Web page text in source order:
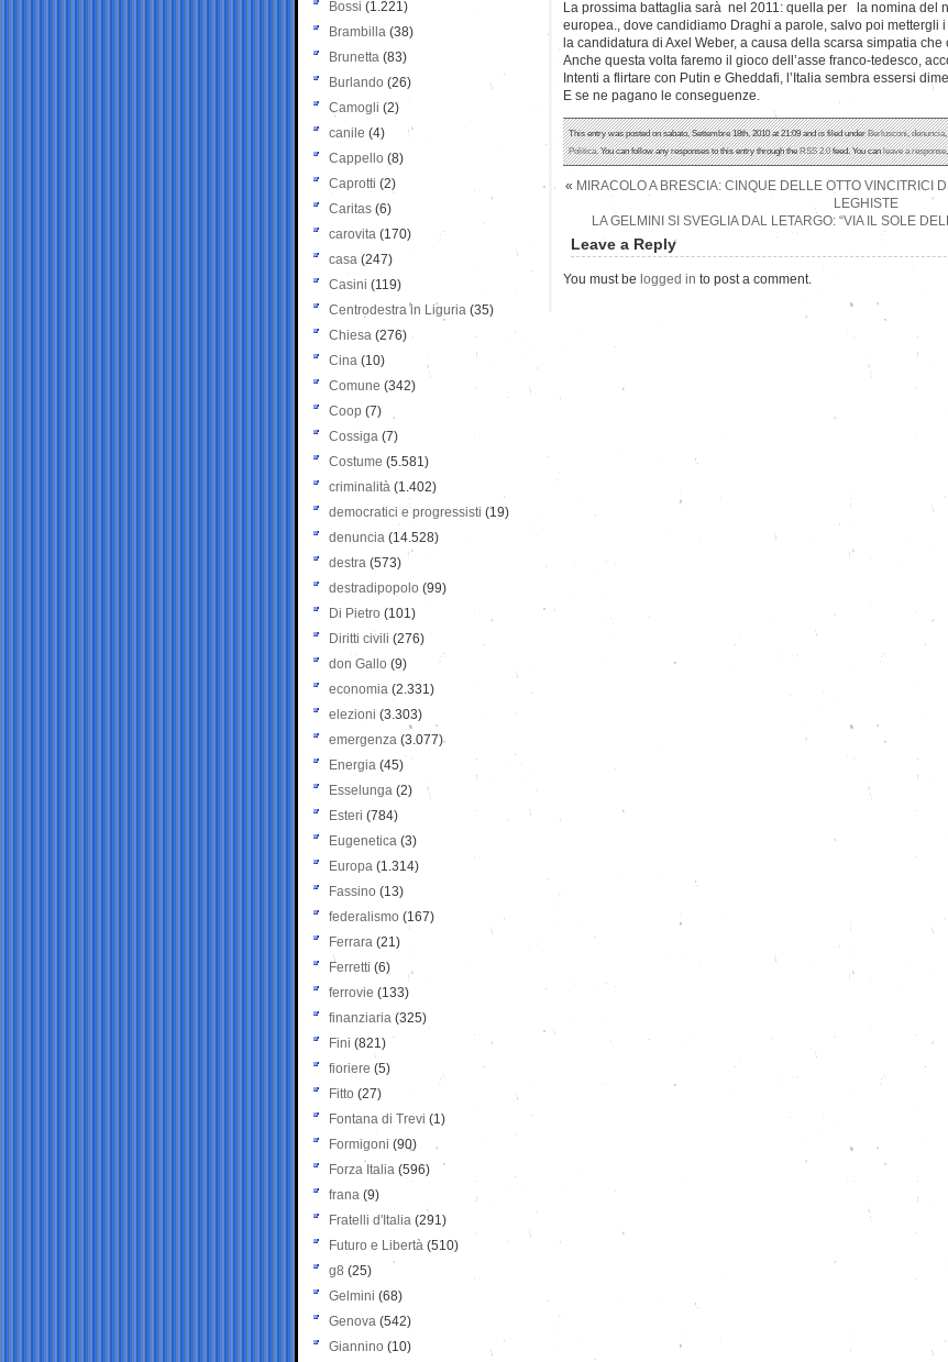
La prossima battaglia sarà nel 2011: quella per la nomina del
europea., dove candidiamo Draghi a parole, salvo poi mettergli
la candidatura di Axel Weber, a causa della scarsa simpatia
Anche questa volta faremo il gioco dell’asse franco-tedesco,
Intenti a flirtare con Putin e Gheddafi, l’Italia sembra essersi
E se ne pagano le conseguenze.
This entry was posted on sabato, Settembre 18th, 2010 at 21:09 and is filed underBerlusconi,denuncia,
Politica. You can follow any responses to this entry through theRSS 2.0feed. You canleave a response
« MIRACOLO A BRESCIA: CINQUE DELLE OTTO VINCITRICI
LEGHISTE
LA GELMINI SI SVEGLIA DAL LETARGO: “VIA IL SOLE
Leave a Reply
You must be logged in to post a comment.
Bossi (1.221)
Brambilla (38)
Brunetta (83)
Burlando (26)
Camogli (2)
canile (4)
Cappello (8)
Caprotti (2)
Caritas (6)
carovita (170)
casa (247)
Casini (119)
Centrodestra in Liguria (35)
Chiesa (276)
Cina (10)
Comune (342)
Coop (7)
Cossiga (7)
Costume (5.581)
criminalità (1.402)
democratici e progressisti (19)
denuncia (14.528)
destra (573)
destradipopolo (99)
Di Pietro (101)
Diritti civili (276)
don Gallo (9)
economia (2.331)
elezioni (3.303)
emergenza (3.077)
Energia (45)
Esselunga (2)
Esteri (784)
Eugenetica (3)
Europa (1.314)
Fassino (13)
federalismo (167)
Ferrara (21)
Ferretti (6)
ferrovie (133)
finanziaria (325)
Fini (821)
fioriere (5)
Fitto (27)
Fontana di Trevi (1)
Formigoni (90)
Forza Italia (596)
frana (9)
Fratelli d'Italia (291)
Futuro e Libertà (510)
g8 (25)
Gelmini (68)
Genova (542)
Giannino (10)